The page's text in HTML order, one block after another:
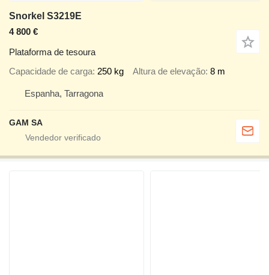
Snorkel S3219E
4 800 €
Plataforma de tesoura
Capacidade de carga 250 kg Altura de elevação 8 m
Espanha, Tarragona
GAM SA